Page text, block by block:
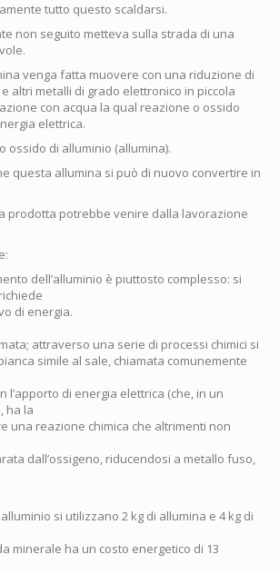
tutto questo scaldarsi.
non seguito metteva sulla strada di una
venga fatta muovere con una riduzione di
altri metalli di grado elettronico in piccola
con acqua la qual reazione o ossido
elettrica.
ossido di alluminio (allumina).
questa allumina si può di nuovo convertire in
prodotta potrebbe venire dalla lavorazione
dell’alluminio è piuttosto complesso: si
di energia.
attraverso una serie di processi chimici si
simile al sale, chiamata comunemente
l’apporto di energia elettrica (che, in un
ha la
una reazione chimica che altrimenti non
dall’ossigeno, riducendosi a metallo fuso,
si utilizzano 2 kg di allumina e 4 kg di
minerale ha un costo energetico di 13